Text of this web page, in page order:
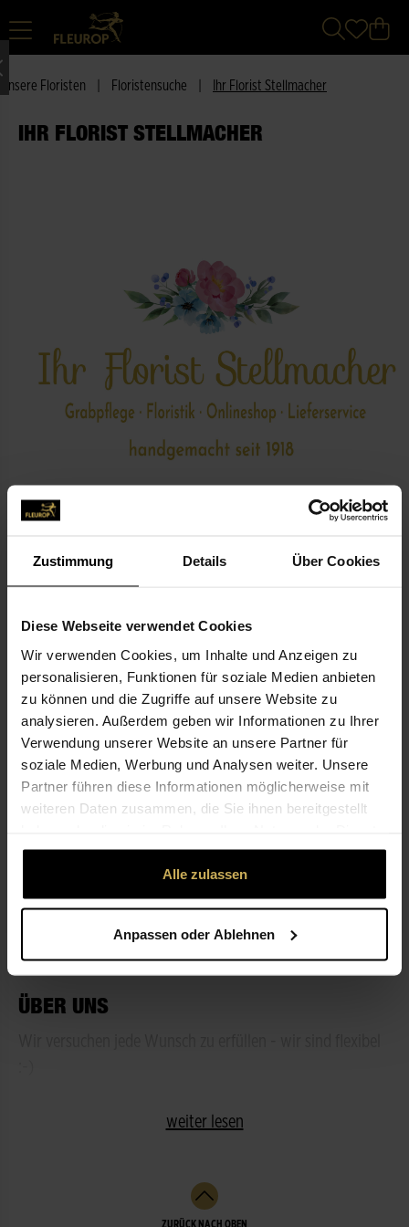
Zustimmung Details Über Cookies
Diese Webseite verwendet Cookies
Wir verwenden Cookies, um Inhalte und Anzeigen zu
personalisieren, Funktionen für soziale Medien anbieten
zu können und die Zugriffe auf unsere Website zu
analysieren. Außerdem geben wir Informationen zu Ihrer
Verwendung unserer Website an unsere Partner für
soziale Medien, Werbung und Analysen weiter. Unsere
Partner führen diese Informationen möglicherweise mit
weiteren Daten zusammen, die Sie ihnen bereitgestellt
gesammelt haben.
Alle zulassen
Anpassen oder Ablehnen
Unsere Floristen Floristensuche Ihr Florist Stellmacher
IHR FLORIST STELLMACHER
KONTAKT
Ihr Florist Stellmacher
Ihr Florist Stellmacher, Inhaber Uzundiz Murat e.K.
Grosse Mühlenstr. 69
26506 Norden
04931-24 92
04931-93 64 92
info@florist-norden.de
ÜBER UNS
weiter lesen
ZURÜCK NACH OBEN